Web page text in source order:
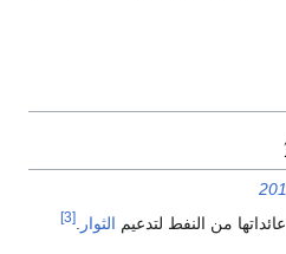
من النفط لتدعيم الثوار [3]